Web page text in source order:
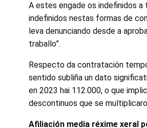
A estes engade os indefinidos
indefinidos nestas formas de
leva denunciando desde a
traballo”.
Respecto da contratación
sentido subliña un dato
en 2023 hai 112.000, o que
descontinuos que se
Afiliación media réxime xeral